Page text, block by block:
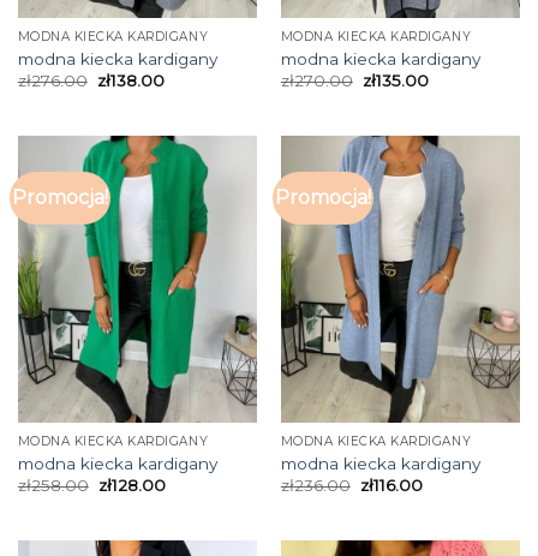
MODNA KIECKA KARDIGANY
modna kiecka kardigany
zł276.00 zł138.00
MODNA KIECKA KARDIGANY
modna kiecka kardigany
zł270.00 zł135.00
Promocja!
MODNA KIECKA KARDIGANY
modna kiecka kardigany
zł258.00 zł128.00
Promocja!
MODNA KIECKA KARDIGANY
modna kiecka kardigany
zł236.00 zł116.00